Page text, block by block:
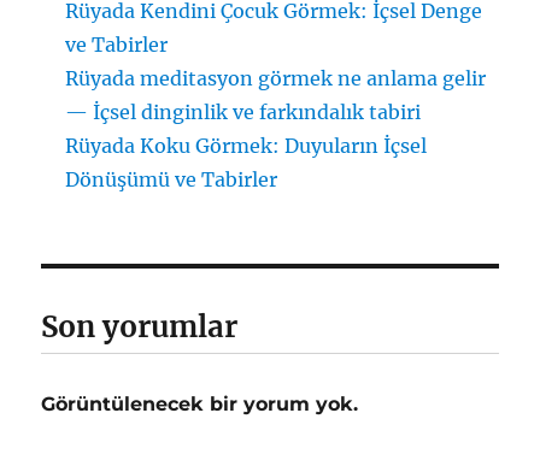
Rüyada Kendini Çocuk Görmek: İçsel Denge
ve Tabirler
Rüyada meditasyon görmek ne anlama gelir
— İçsel dinginlik ve farkındalık tabiri
Rüyada Koku Görmek: Duyuların İçsel
Dönüşümü ve Tabirler
Son yorumlar
Görüntülenecek bir yorum yok.